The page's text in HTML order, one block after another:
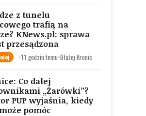
z tunelu
trafią na
KNews.pl: sprawa
przesądzona
•11 godzin temu•Błażej Kronic
Co dalej
„Żarówki”?
PUP wyjaśnia, kiedy
pomóc